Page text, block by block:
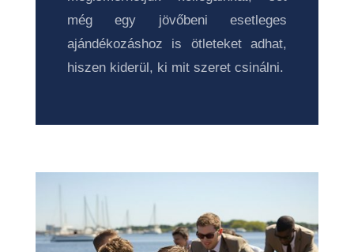
még egy jövőbeni esetleges
ajándékozáshoz is ötleteket adhat,
hiszen kiderül, ki mit szeret csinálni.